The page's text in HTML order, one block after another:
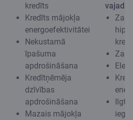
kredīts
Kredīts mājokļa
energoefektivitātei
Nekustamā
īpašuma
apdrošināšana
Kredītņēmēja
dzīvības
apdrošināšana
Mazais mājokļa